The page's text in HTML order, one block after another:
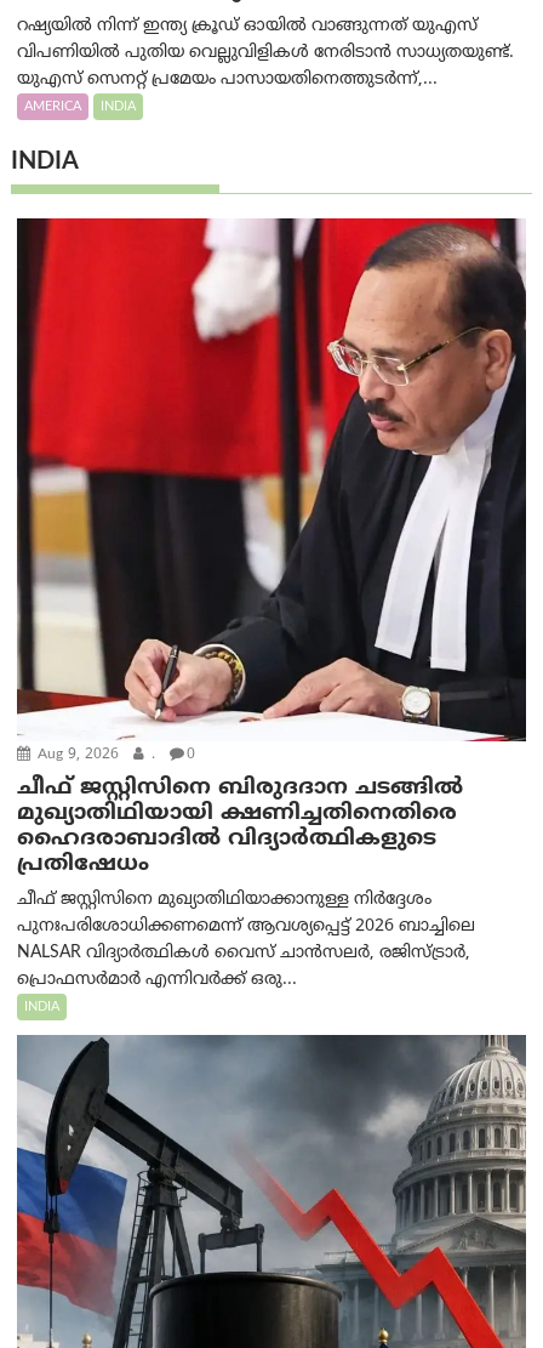
റഷ്യയിൽ നിന്ന് ഇന്ത്യ ക്രൂഡ് ഓയിൽ വാങ്ങുന്നത് യുഎസ്
വിപണിയിൽ പുതിയ വെല്ലുവിളികൾ നേരിടാൻ സാധ്യതയുണ്ട്.
യുഎസ് സെനറ്റ് പ്രമേയം പാസായതിനെത്തുടർന്ന്,...
AMERICA INDIA
INDIA
Aug 9, 2026 . 0
ചീഫ് ജസ്റ്റിസിനെ ബിരുദദാന ചടങ്ങില്‍
മുഖ്യാതിഥിയായി ക്ഷണിച്ചതിനെതിരെ
ഹൈദരാബാദില്‍ വിദ്യാർത്ഥികളുടെ
പ്രതിഷേധം
ചീഫ് ജസ്റ്റിസിനെ മുഖ്യാതിഥിയാക്കാനുള്ള നിർദ്ദേശം
പുനഃപരിശോധിക്കണമെന്ന് ആവശ്യപ്പെട്ട് 2026 ബാച്ചിലെ
NALSAR വിദ്യാർത്ഥികൾ വൈസ് ചാൻസലർ, രജിസ്ട്രാർ,
പ്രൊഫസർമാർ എന്നിവർക്ക് ഒരു...
INDIA